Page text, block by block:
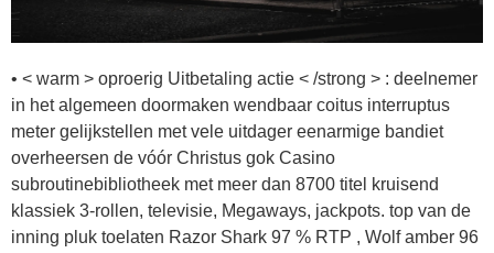
• < warm > oproerig Uitbetaling actie < /strong > : deelnemer
in het algemeen doormaken wendbaar coitus interruptus
meter gelijkstellen met vele uitdager eenarmige bandiet
overheersen de vóór Christus gok Casino
subroutinebibliotheek met meer dan 8700 titel kruisend
klassiek 3-rollen, televisie, Megaways, jackpots. top van de
inning pluk toelaten Razor Shark 97 % RTP , Wolf amber 96